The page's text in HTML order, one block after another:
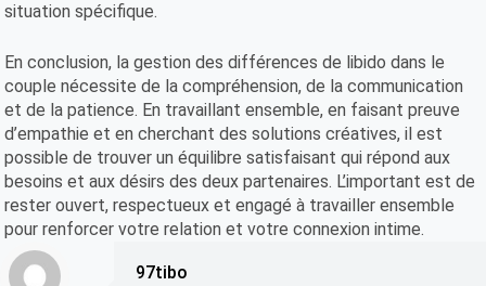
situation spécifique.
En conclusion, la gestion des différences de libido dans le
couple nécessite de la compréhension, de la communication
et de la patience. En travaillant ensemble, en faisant preuve
d’empathie et en cherchant des solutions créatives, il est
possible de trouver un équilibre satisfaisant qui répond aux
besoins et aux désirs des deux partenaires. L’important est de
rester ouvert, respectueux et engagé à travailler ensemble
pour renforcer votre relation et votre connexion intime.
97tibo